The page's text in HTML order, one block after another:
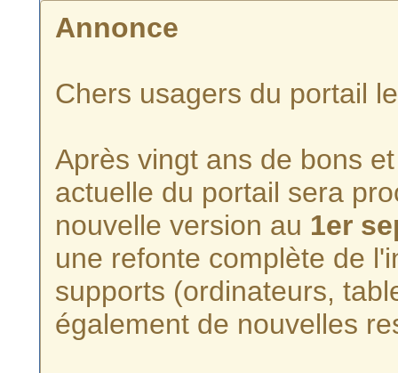
Annonce
Chers usagers du portail
Après vingt ans de bons
actuelle du portail sera
nouvelle version au 1er
une refonte complète de
supports (ordinateurs,
également de nouvelles